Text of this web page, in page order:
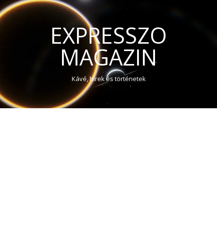
EXPRESSZO
MAGAZIN
Kávé, hírek és történetek